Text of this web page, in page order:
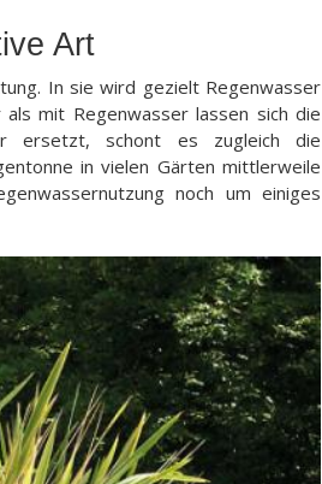
Art
In sie wird gezielt Regenwasser
mit Regenwasser lassen sich die
ersetzt, schont es zugleich die
in vielen Gärten mittlerweile
noch um einiges